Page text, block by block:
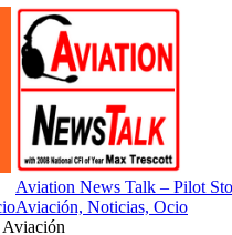
Aviation News Talk – Pilot
Aviación, Noticias, Ocio
Aviación